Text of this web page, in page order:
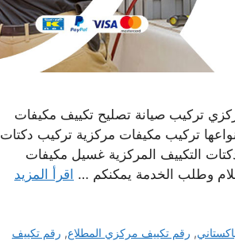
تركيب صيانة تصليح تكييف مكيفات
تركيب مكيفات مركزية تركيب دكتات
التكييف المركزية غسيل مكيفات
وطلب الخدمة يمكنكم … اقرأ المزيد
, رقم تكييف مركزي المطلاع, رقم تكييف